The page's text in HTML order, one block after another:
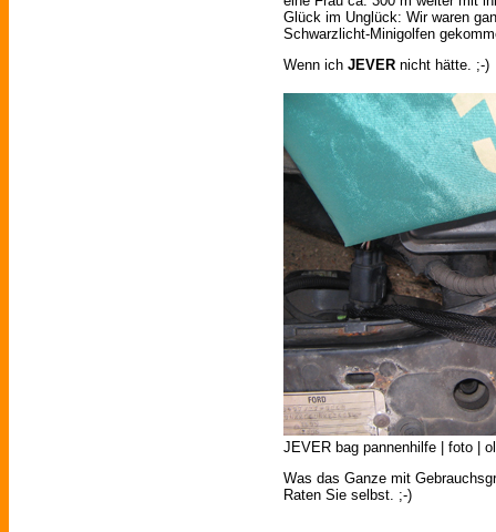
Glück im Unglück: Wir waren
Schwarzlicht-Minigolfen
Wenn ich JEVER nicht hätte. ;-)
JEVER bag pannenhilfe | foto |
Was das Ganze mit
Raten Sie selbst. ;-)